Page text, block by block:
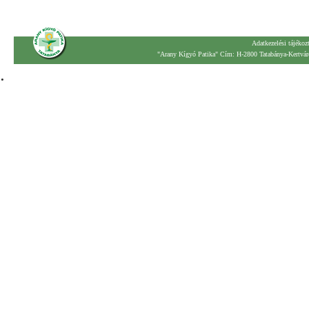
Adatkezelési
"Arany Kígyó Patika" Cím: H-2800 Tatabánya-
.